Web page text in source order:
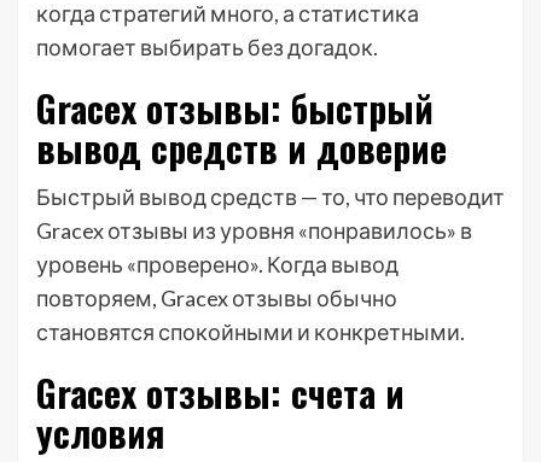
когда стратегий много, а статистика
помогает выбирать без догадок.
Gracex отзывы: быстрый
вывод средств и доверие
Быстрый вывод средств — то, что переводит
Gracex отзывы из уровня «понравилось» в
уровень «проверено». Когда вывод
повторяем, Gracex отзывы обычно
становятся спокойными и конкретными.
Gracex отзывы: счета и
условия